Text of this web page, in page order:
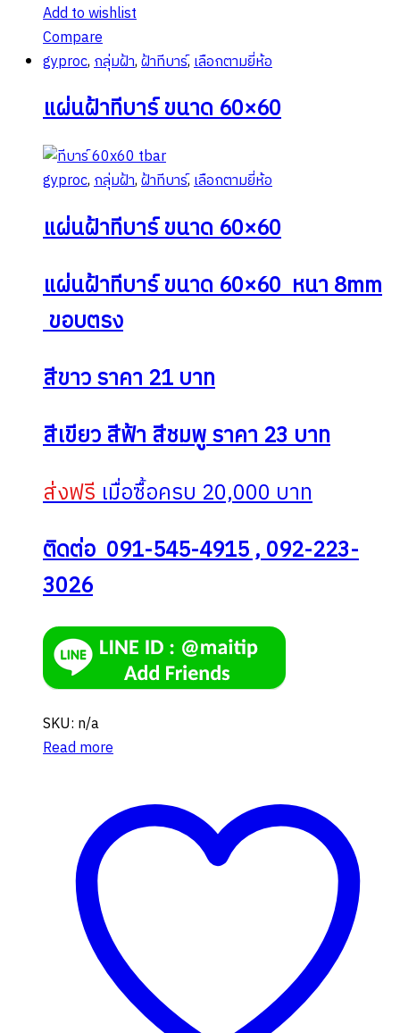
Add to wishlist
Compare
gyproc,กลุ่มฝ้า,ฝ้าทีบาร์,เลือกตามยี่ห้อ
แผ่นฝ้าทีบาร์ ขนาด 60×60
gyproc,กลุ่มฝ้า,ฝ้าทีบาร์,เลือกตามยี่ห้อ
แผ่นฝ้าทีบาร์ ขนาด 60×60
แผ่นฝ้าทีบาร์ ขนาด 60×60 หนา 8mm
ขอบตรง
สีขาว ราคา 21 บาท
สีเขียว สีฟ้า สีชมพู ราคา 23 บาท
ส่งฟรีเมื่อซื้อครบ 20,000 บาท
ติดต่อ 091-545-4915 , 092-223-
3026
SKU: n/a
Read more